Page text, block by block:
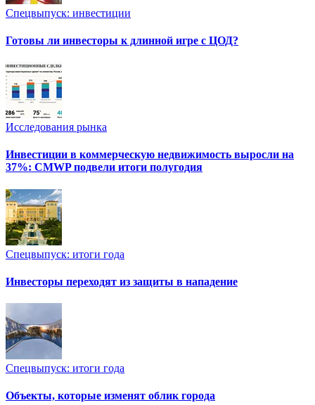
Спецвыпуск: инвестиции
Готовы ли инвесторы к длинной игре с ЦОД?
Исследования рынка
Инвестиции в коммерческую недвижимость выросли на
37%: CMWP подвели итоги полугодия
Спецвыпуск: итоги года
Инвесторы переходят из защиты в нападение
Спецвыпуск: итоги года
Объекты, которые изменят облик города